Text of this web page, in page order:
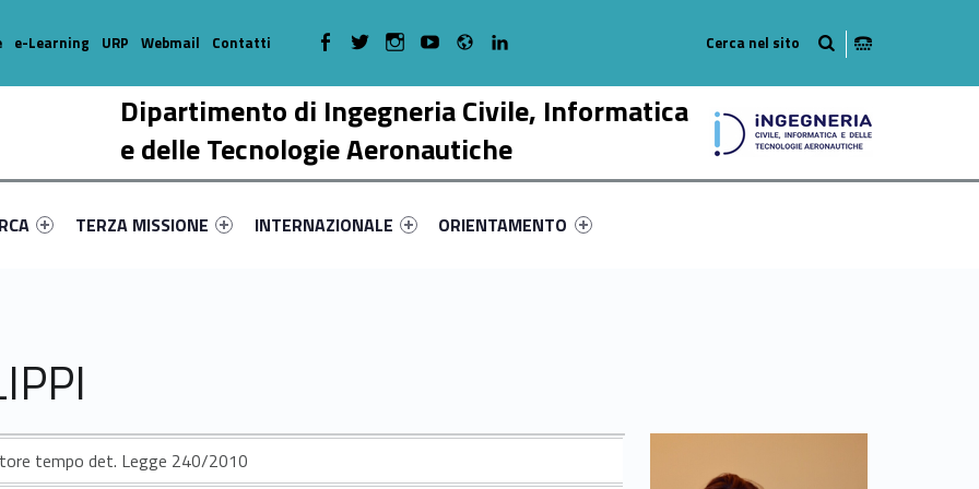
Dipartimento di Ingegneria Civile, Informatica
e delle Tecnologie Aeronautiche
primary-68104-17
#link-menu-primary-75061-38
Link identifier #link-menu-primary-27698-51
TERZA MISSIONE
Link identifier #link-menu-primary-58716-58
INTERNAZIONALE
Link identifier #link-menu-primary-59428-68
ORIENTAMENTO
e-Learning URP Webmail Contatti WebMan on Facebook
WebMan on TwitterWebMan on Instagram
WebMan on Youtube
Radio
tempo det. Legge 240/2010